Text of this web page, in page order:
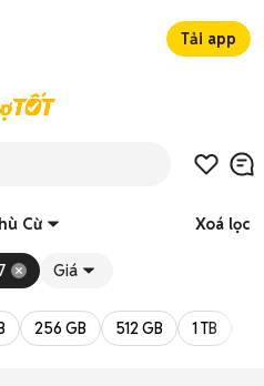
Tải app
Cừ Xoá lọc
Giá
256 GB 512 GB 1 TB